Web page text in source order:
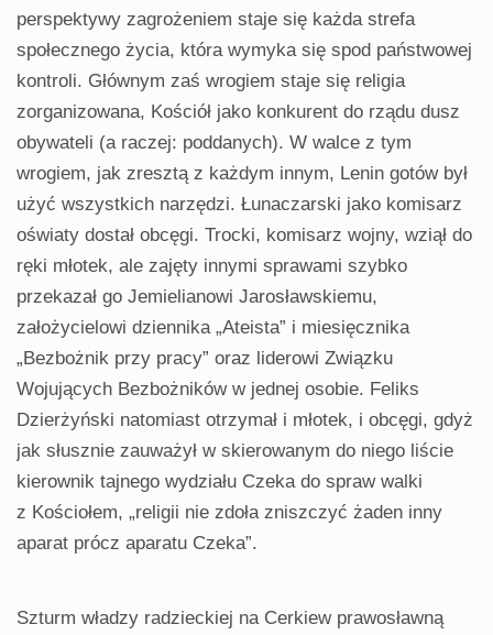
perspektywy zagrożeniem staje się każda strefa
społecznego życia, która wymyka się spod państwowej
kontroli. Głównym zaś wrogiem staje się religia
zorganizowana, Kościół jako konkurent do rządu dusz
obywateli (a raczej: poddanych). W walce z tym
wrogiem, jak zresztą z każdym innym, Lenin gotów był
użyć wszystkich narzędzi. Łunaczarski jako komisarz
oświaty dostał obcęgi. Trocki, komisarz wojny, wziął do
ręki młotek, ale zajęty innymi sprawami szybko
przekazał go Jemielianowi Jarosławskiemu,
założycielowi dziennika „Ateista” i miesięcznika
„Bezbożnik przy pracy” oraz liderowi Związku
Wojujących Bezbożników w jednej osobie. Feliks
Dzierżyński natomiast otrzymał i młotek, i obcęgi, gdyż
jak słusznie zauważył w skierowanym do niego liście
kierownik tajnego wydziału Czeka do spraw walki
z Kościołem, „religii nie zdoła zniszczyć żaden inny
aparat prócz aparatu Czeka”.
Szturm władzy radzieckiej na Cerkiew prawosławną